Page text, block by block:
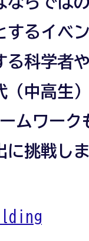
するイベ
る科学者
（中高生
ームワー
に挑戦し